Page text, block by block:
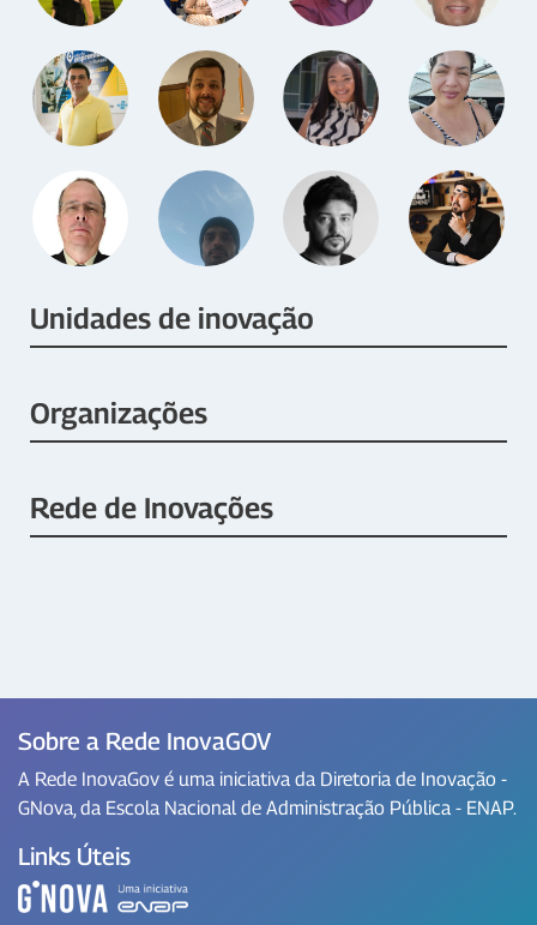
Unidades de inovação
Organizações
Rede de Inovações
Sobre a Rede InovaGOV
A Rede InovaGov é uma iniciativa da Diretoria de Inovação -
GNova, da Escola Nacional de Administração Pública - ENAP.
Links Úteis